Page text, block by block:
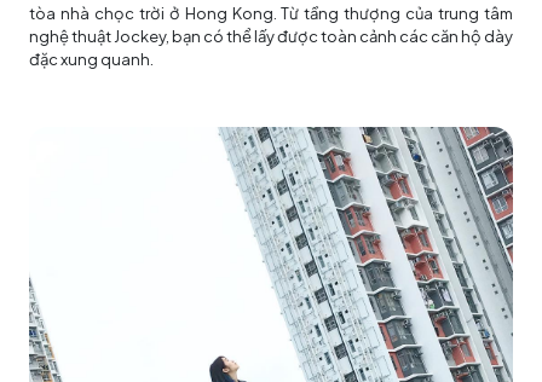
tòa nhà chọc trời ở Hong Kong. Từ tầng thượng của trung tâm
nghệ thuật Jockey, bạn có thể lấy được toàn cảnh các căn hộ dày
đặc xung quanh.